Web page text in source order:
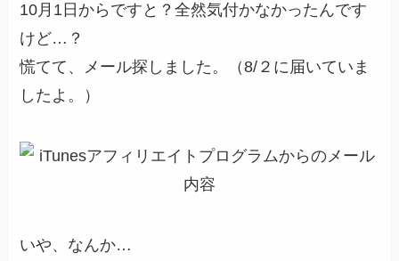
10月1日からですと？全然気付かなかったんです
けど…？
慌てて、メール探しました。（8/２に届いていま
した よ。）
いや、なんか…